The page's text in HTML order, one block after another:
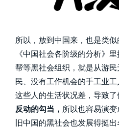
所以，放到中国来，也是类似
《中国社会各阶级的分析》
帮等黑社会组织，就是从游
民、没有工作机会的手工业工
这些人的生活状况差，导致了
反动的勾当， 所以也容易演变
旧中国的黑社会也发展得挺